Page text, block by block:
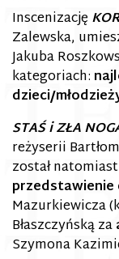
Inscenizację
Zalewska,
Jakuba
kategoriach:
dzieci/
STAŚ i ZŁA
reżyserii
został
przedstawienie
Mazurkiewicza
Błaszczyńską za
Szymona